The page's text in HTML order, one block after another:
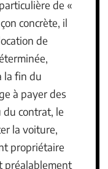
de «
concrète, il
de
la fin du
à payer des
du contrat, le
la voiture,
propriétaire
préalablement